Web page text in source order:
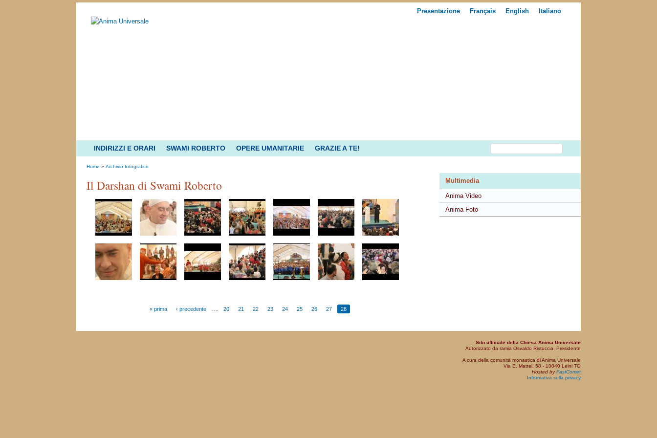
Italiano
English
Français
Presentazione
INDIRIZZI E ORARI SWAMI ROBERTO OPERE UMANITARIE GRAZIE A TE!
Il Darshan di Swami Roberto
« prima ‹ precedente 20 21 22 23 24 25 26 27 28
Multimedia
Anima Video
Anima Foto
Sito ufficiale della Chiesa Anima Universale
Autorizzato da ramia Osvaldo Ristuccia, Presidente
A cura della comunità monastica di Anima Universale
Via E. Mattei, 58 - 10040 Leini TO
Hosted byFastComet
Informativa sulla privacy
Home » Archivio fotografico